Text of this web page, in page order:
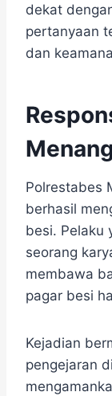
dekat
pertanyaan
dan
Polrestabes
berhasil
besi. Pelaku
seorang
membawa
pagar besi
Kejadian
pengejaran